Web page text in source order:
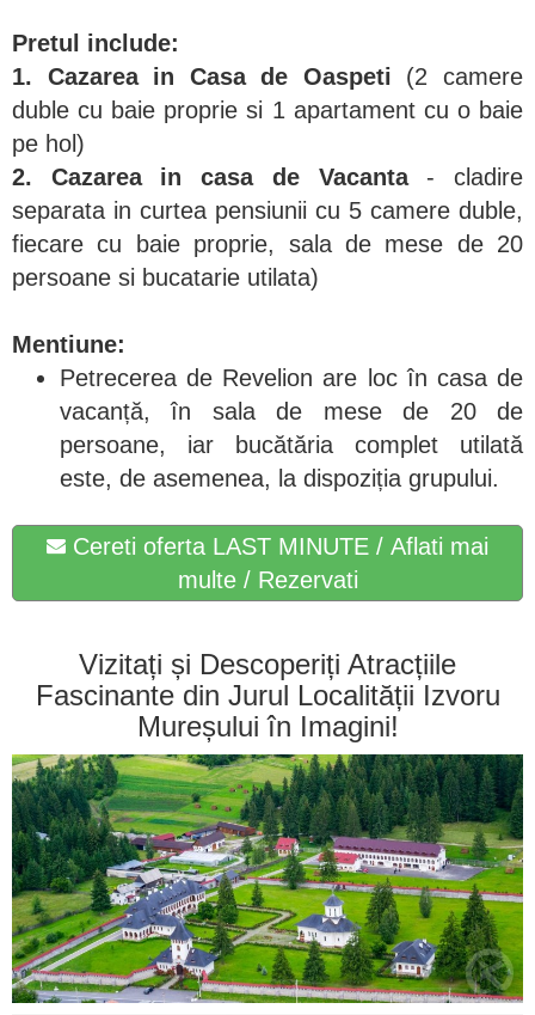
Pretul include:
1. Cazarea in Casa de Oaspeti (2 camere
duble cu baie proprie si 1 apartament cu o baie
pe hol)
2. Cazarea in casa de Vacanta- cladire
separata in curtea pensiunii cu 5 camere duble,
fiecare cu baie proprie, sala de mese de 20
persoane si bucatarie utilata)
Mentiune:
Petrecerea de Revelion are loc în casa de
vacanță, în sala de mese de 20 de
persoane, iar bucătăria complet utilată
este, de asemenea, la dispoziția grupului.
Cereti oferta LAST MINUTE / Aflati mai
multe / Rezervati
Vizitați și Descoperiți Atracțiile
Fascinante din Jurul Localității Izvoru
Mureșului în Imagini!